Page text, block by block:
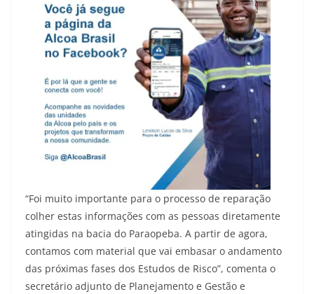
“Foi muito importante para o processo de reparação
colher estas informações com as pessoas diretamente
atingidas na bacia do Paraopeba. A partir de agora,
contamos com material que vai embasar o andamento
das próximas fases dos Estudos de Risco”, comenta o
secretário adjunto de Planejamento e Gestão e